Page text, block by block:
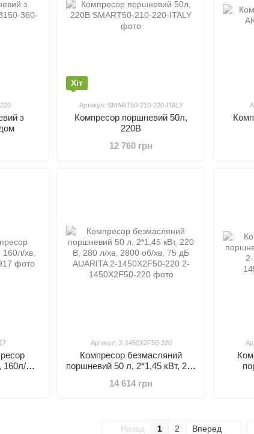
з
Хіт
Артикул: SMART50-210-220-ITALY
Компресор поршневий 50л,
220В
12 760 грн
хв,
Артикул: 2-1450X2F50-220
Компресор безмасляний
поршневий 50 л, 2*1,45 кВт, 220
AUARITA 2-1450X2F50-220
14 614 грн
Назад 1 2 Вперед